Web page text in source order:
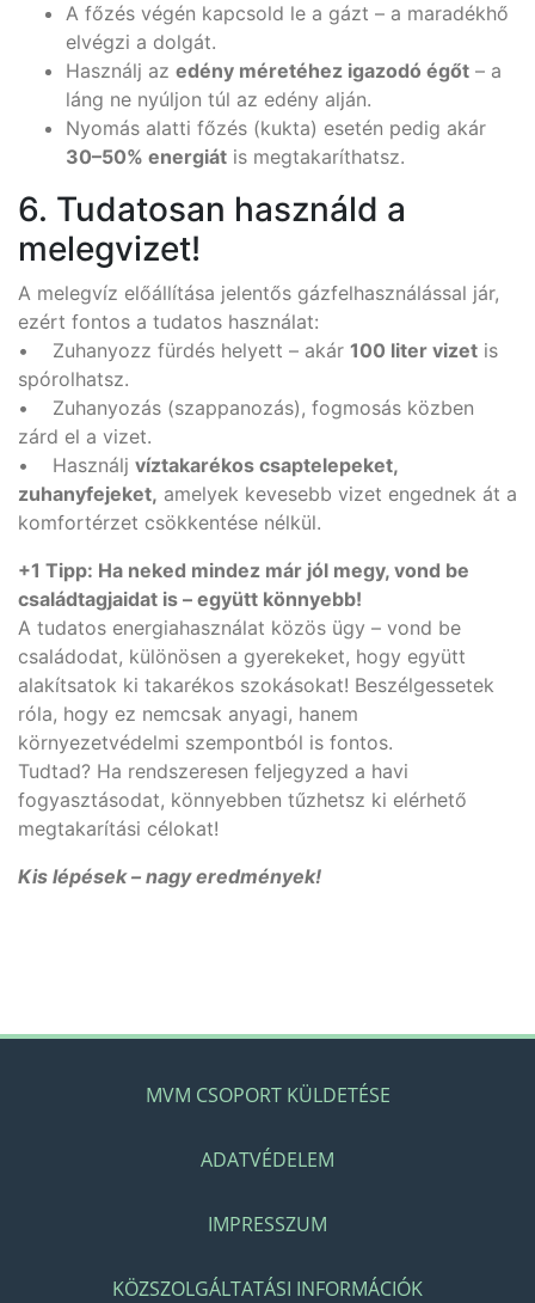
A főzés végén kapcsold le a gázt – a maradékhő
elvégzi a dolgát.
Használj az edény méretéhez igazodó égőt – a
láng ne nyúljon túl az edény alján.
Nyomás alatti főzés (kukta) esetén pedig akár
30–50% energiát is megtakaríthatsz.
6. Tudatosan használd a
melegvizet!
A melegvíz előállítása jelentős gázfelhasználással jár,
ezért fontos a tudatos használat:
• Zuhanyozz fürdés helyett – akár 100 liter vizet is
spórolhatsz.
• Zuhanyozás (szappanozás), fogmosás közben
zárd el a vizet.
• Használj víztakarékos csaptelepeket,
zuhanyfejeket, amelyek kevesebb vizet engednek át a
komfortérzet csökkentése nélkül.
+1 Tipp: Ha neked mindez már jól megy, vond be
családtagjaidat is – együtt könnyebb!
A tudatos energiahasználat közös ügy – vond be
családodat, különösen a gyerekeket, hogy együtt
alakítsatok ki takarékos szokásokat! Beszélgessetek
róla, hogy ez nemcsak anyagi, hanem
környezetvédelmi szempontból is fontos.
Tudtad? Ha rendszeresen feljegyzed a havi
fogyasztásodat, könnyebben tűzhetsz ki elérhető
megtakarítási célokat!
Kis lépések – nagy eredmények!
MVM CSOPORT KÜLDETÉSE
ADATVÉDELEM
IMPRESSZUM
KÖZSZOLGÁLTATÁSI INFORMÁCIÓK